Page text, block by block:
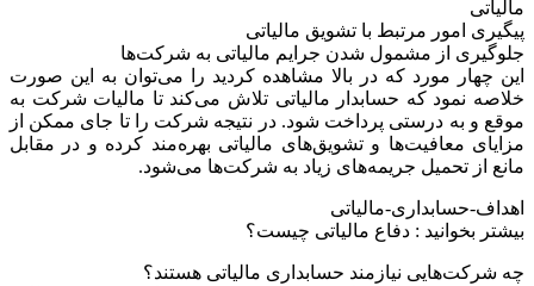
مالیاتی
پیگیری امور مرتبط با تشویق مالیاتی
جلوگیری از مشمول شدن جرایم مالیاتی به شرکت‌ها
این چهار مورد که در بالا مشاهده کردید را می‌توان به این صورت
خلاصه نمود که حسابدار مالیاتی تلاش می‌کند تا مالیات شرکت به
موقع و به درستی پرداخت شود. در نتیجه شرکت را تا جای ممکن از
مزایای معافیت‌ها و تشویق‌های مالیاتی بهره‌مند کرده و در مقابل
مانع از تحمیل جریمه‌های زیاد به شرکت‌ها می‌شود.
اهداف-حسابداری-مالیاتی
بیشتر بخوانید : دفاع مالیاتی چیست؟
چه شرکت‌هایی نیازمند حسابداری مالیاتی هستند؟